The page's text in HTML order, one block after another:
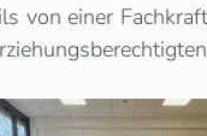
von einer